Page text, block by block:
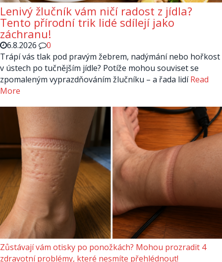
Lenivý žlučník vám ničí radost z jídla?
Tento přírodní trik lidé sdílejí jako
záchranu!
6.8.2026
0
Trápí vás tlak pod pravým žebrem, nadýmání nebo hořkost
v ústech po tučnějším jídle? Potíže mohou souviset se
zpomaleným vyprazdňováním žlučníku – a řada lidíRead
More
Zůstávají vám otisky po ponožkách? Mohou prozradit 4
zdravotní problémy, které nesmíte přehlédnout!